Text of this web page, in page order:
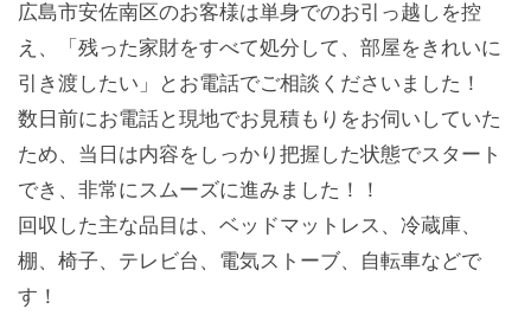
広島市安佐南区のお客様は単身でのお引っ越しを控
え、「残った家財をすべて処分して、部屋をきれいに
引き渡したい」とお電話でご相談くださいました！
数日前にお電話と現地でお見積もりをお伺いしていた
ため、当日は内容をしっかり把握した状態でスタート
でき、非常にスムーズに進みました！！
回収した主な品目は、ベッドマットレス、冷蔵庫、
棚、椅子、テレビ台、電気ストーブ、自転車などで
す！